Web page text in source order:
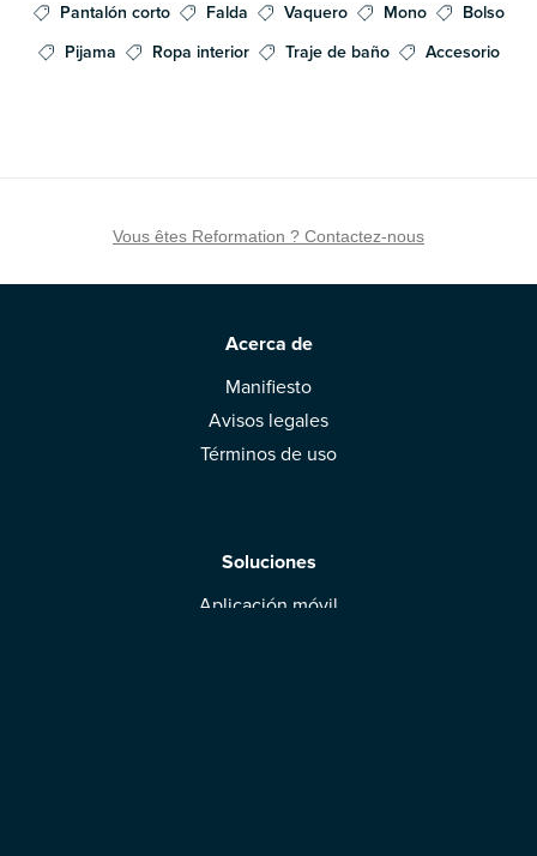
Pantalón corto
Falda Vaquero Mono
Bolso
Pijama
Ropa interior Traje de baño Accesorio
Vous êtes Reformation ? Contactez-nous
Acerca de
Manifiesto
Avisos legales
Términos de uso
Soluciones
Aplicación móvil